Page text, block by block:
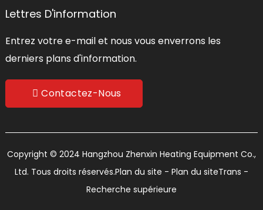
Lettres D'information
Entrez votre e-mail et nous vous enverrons les
derniers plans d'information.
Contactez-Nous
Copyright © 2024 Hangzhou Zhenxin Heating Equipment Co.,
Ltd. Tous droits réservés.Plan du site - Plan du siteTrans -
Recherche supérieure